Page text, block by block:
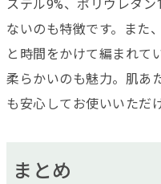
ステル9%、ポリウレタ
ないのも特徴です。また
と時間をかけて編まれて
柔らかいのも魅力。肌あ
も安心してお使いいただけ
まとめ